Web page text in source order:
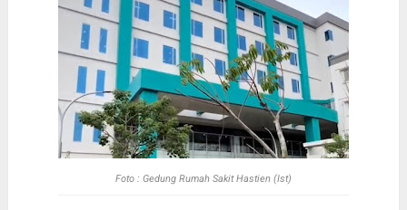
Foto : Gedung Rumah Sakit Hastien (Ist)